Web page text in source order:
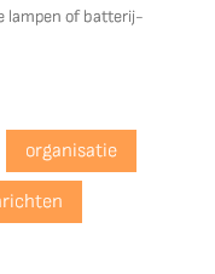
lampen of batterij-
organisatie